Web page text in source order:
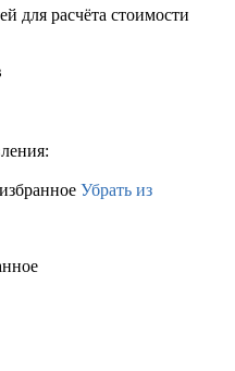
для расчёта стоимости
Убрать из